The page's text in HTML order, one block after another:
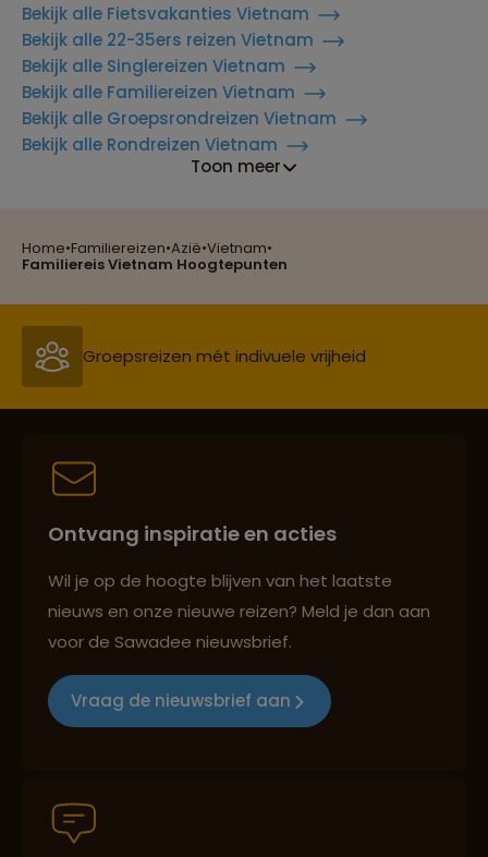
Home•Familiereizen•Azië•Vietnam•
Familiereis Vietnam Hoogtepunten
Bekijk alle Fietsvakanties Vietnam
Bekijk alle 22-35ers reizen Vietnam
Bekijk alle Singlereizen Vietnam
Bekijk alle Familiereizen Vietnam
Bekijk alle Groepsrondreizen Vietnam
Bekijk alle Rondreizen Vietnam
Toon meer
Reizen met oog voor mens, cultuur en milieu
Groepsreizen mét indivuele vrijheid
Persoonlijk en deskundig reisadvies
Reizen met oog voor mens, cultuur en milieu
Ontvang inspiratie en acties
Wil je op de hoogte blijven van het laatste
nieuws en onze nieuwe reizen? Meld je dan aan
voor de Sawadee nieuwsbrief.
Vraag de nieuwsbrief aan